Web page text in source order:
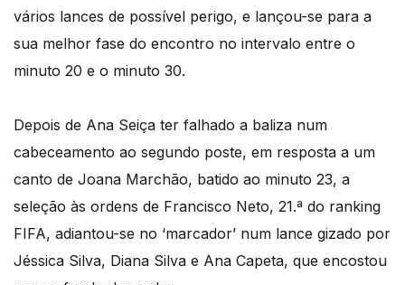
vários lances de possível perigo, e lançou-se para a
sua melhor fase do encontro no intervalo entre o
minuto 20 e o minuto 30.
Depois de Ana Seiça ter falhado a baliza num
cabeceamento ao segundo poste, em resposta a um
canto de Joana Marchão, batido ao minuto 23, a
seleção às ordens de Francisco Neto, 21.ª do ranking
FIFA, adiantou-se no ‘marcador’ num lance gizado por
Jéssica Silva, Diana Silva e Ana Capeta, que encostou